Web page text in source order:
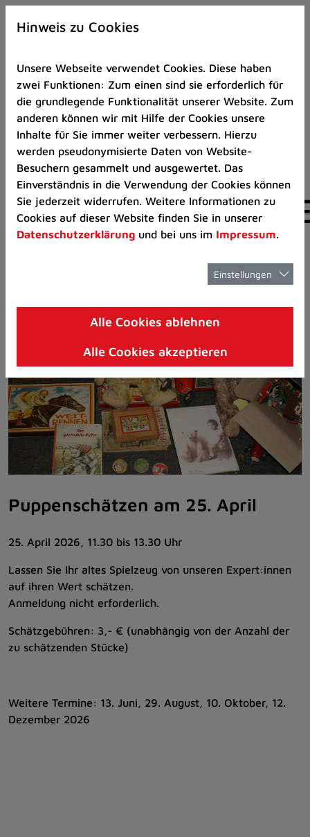
Zur
Startseite
Zum
Seitenanfang
springen
(Schnelltaste
A)
Zur
Navigation/Menü
springen
(Schnelltaste
M)
Zur
8)
I)
Museum Ratingen Spielzeugmuseum
Puppenschätzen am 25. April
25. April 2026, 11.30 bis 13.30 Uhr
Lassen Sie Ihr altes Spielzeug von unseren Expert:innen
auf ihren Wert schätzen.
Anmeldung nicht erforderlich.
Schätzgebühren: 3,- € (unabhängig von der Anzahl der
zu schätzenden Stücke)
Weitere Termine: 13. Juni, 29. August, 10. Oktober, 12.
Dezember 2026
Hinweis zu Cookies
Unsere Webseite verwendet Cookies. Diese haben
zwei Funktionen: Zum einen sind sie erforderlich für
die grundlegende Funktionalität unserer Website. Zum
anderen können wir mit Hilfe der Cookies unsere
Inhalte für Sie immer weiter verbessern. Hierzu
werden pseudonymisierte Daten von Website-
Besuchern gesammelt und ausgewertet. Das
Einverständnis in die Verwendung der Cookies können
Sie jederzeit widerrufen. Weitere Informationen zu
Cookies auf dieser Website finden Sie in unserer
Datenschutzerklärung und bei uns im Impressum.
Einstellungen
Alle Cookies ablehnen
Alle Cookies akzeptieren